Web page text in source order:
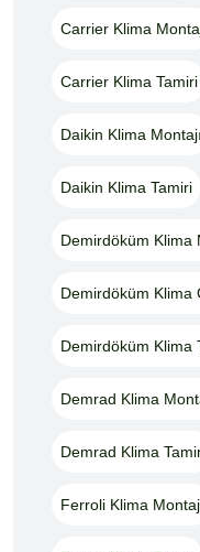
Carrier Klima
Carrier Klima Tamiri
Daikin Klima Montajı
Daikin Klima Tamiri
Demirdöküm Klima
Demirdöküm Klima
Demirdöküm Klima
Demrad Klima
Demrad Klima
Ferroli Klima